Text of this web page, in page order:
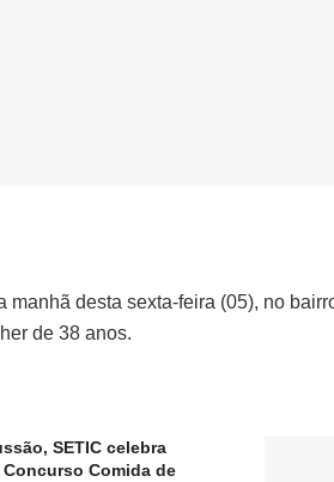
manhã desta sexta-feira (05), no
de 38 anos.
SETIC celebra
Comida de